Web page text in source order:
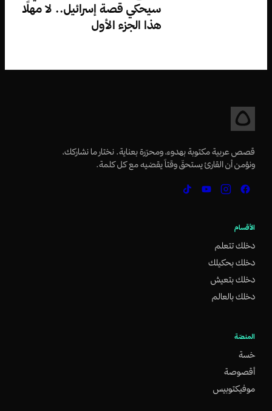
سيحكي قصة إسرائيل.. لا مهلًا
هذا الجزء الأول
قصص عربية مكتوبة بهدوء، ومحرّرة بعناية. نختار ما نشاركك،
ونؤمن أن القارئ يستحقّ وقتاً يقضيه مع كل كلمة.
الأقسام
دخلك تتعلم
دخلك بحكيلك
دخلك بتعيش
دخلك بالعالم
المنصّة
خسة
أقصوصة
موفيكتوبيس